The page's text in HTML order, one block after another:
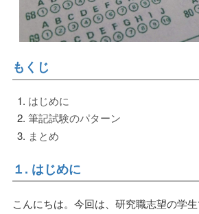
もくじ
はじめに
筆記試験のパターン
まとめ
１. はじめに
こんにちは。今回は、研究職志望の学